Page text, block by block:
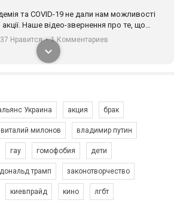
України.
гучніше!
промо-ролік на конкурс PACT, який
Украина акция брак
виталий милонов владимир путин
гау гомофобия дети
дональд трамп законотворчество
киевпрайд кино лгбт